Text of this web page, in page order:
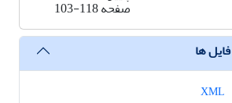
صفحه103-118
فایل ها